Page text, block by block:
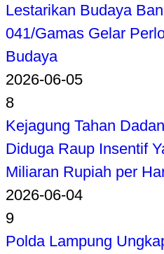
Lestarikan Budaya
041/Gamas Gelar
Budaya
2026-06-05
8
Kejagung Tahan
Diduga Raup Insentif
Miliaran Rupiah per
2026-06-04
9
Polda Lampung